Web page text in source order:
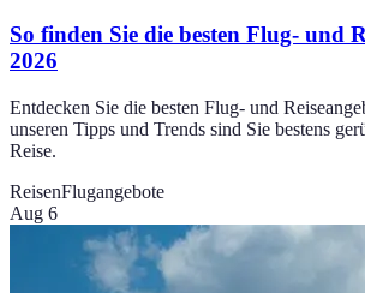
So finden Sie die besten Flug- und
2026
Entdecken Sie die besten Flug- und
unseren Tipps und Trends sind Sie bestens
Reise.
ReisenFlugangebote
Aug 6